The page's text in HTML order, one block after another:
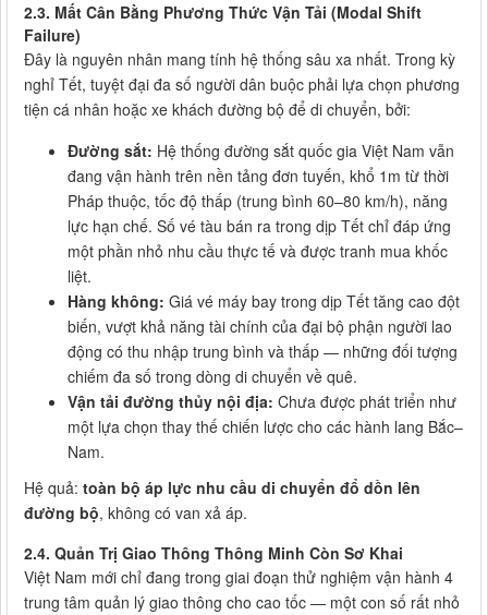
2.3. Mất Cân Bằng Phương Thức Vận Tải (Modal Shift
Failure)
Đây là nguyên nhân mang tính hệ thống sâu xa nhất. Trong kỳ
nghỉ Tết, tuyệt đại đa số người dân buộc phải lựa chọn phương
tiện cá nhân hoặc xe khách đường bộ để di chuyển, bởi:
Đường sắt: Hệ thống đường sắt quốc gia Việt Nam vẫn
đang vận hành trên nền tảng đơn tuyến, khổ 1m từ thời
Pháp thuộc, tốc độ thấp (trung bình 60–80 km/h), năng
lực hạn chế. Số vé tàu bán ra trong dịp Tết chỉ đáp ứng
một phần nhỏ nhu cầu thực tế và được tranh mua khốc
liệt.
Hàng không: Giá vé máy bay trong dịp Tết tăng cao đột
biến, vượt khả năng tài chính của đại bộ phận người lao
động có thu nhập trung bình và thấp — những đối tượng
chiếm đa số trong dòng di chuyển về quê.
Vận tải đường thủy nội địa: Chưa được phát triển như
một lựa chọn thay thế chiến lược cho các hành lang Bắc–
Nam.
Hệ quả: toàn bộ áp lực nhu cầu di chuyển đổ dồn lên
đường bộ, không có van xả áp.
2.4. Quản Trị Giao Thông Thông Minh Còn Sơ Khai
Việt Nam mới chỉ đang trong giai đoạn thử nghiệm vận hành 4
trung tâm quản lý giao thông cho cao tốc — một con số rất nhỏ